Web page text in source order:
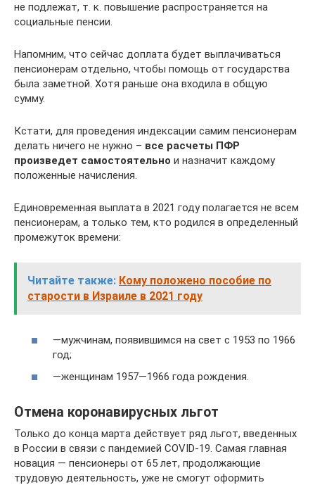
не подлежат, т. к. повышение распространяется на
социальные пенсии.
Напомним, что сейчас доплата будет выплачиваться
пенсионерам отдельно, чтобы помощь от государства
была заметной. Хотя раньше она входила в общую
сумму.
Кстати, для проведения индексации самим пенсионерам
делать ничего не нужно – все расчеты ПФР
произведет самостоятельно и назначит каждому
положенные начисления.
Единовременная выплата в 2021 году полагается не всем
пенсионерам, а только тем, кто родился в определенный
промежуток времени:
Читайте также: Кому положено пособие по
старости в Израиле в 2021 году
—мужчинам, появившимся на свет с 1953 по 1966
год;
—женщинам 1957—1966 года рождения.
Отмена коронавирусных льгот
Только до конца марта действует ряд льгот, введенных
в России в связи с пандемией COVID-19. Самая главная
новация — пенсионеры от 65 лет, продолжающие
трудовую деятельность, уже не смогут оформить